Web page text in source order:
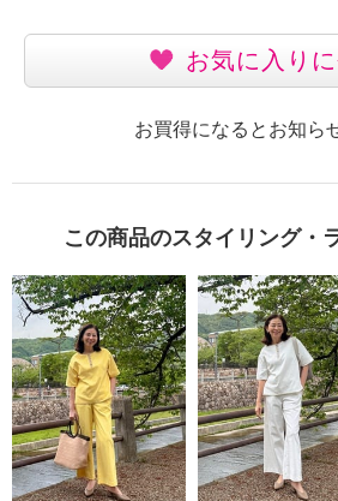
お気に入り
お買得になるとお知ら
この商品のスタイリング・